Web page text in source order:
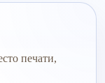
печати,